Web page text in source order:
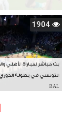
1904
بث مباشر لمباراة الأهلي
التونسي في بطولة الدوري
BAL